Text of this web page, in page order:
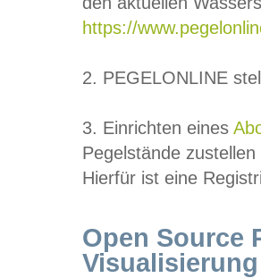
https://
2. PEGELONLINE
3. Einrichten eines
Pegelstände
Hierfür ist eine
Open Source
Visualisierung